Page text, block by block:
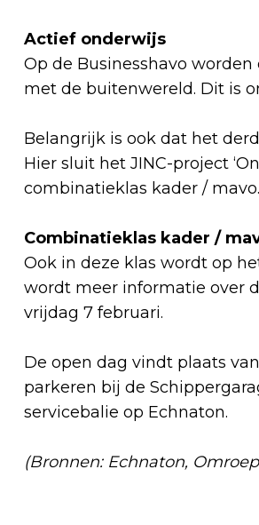
Actief onderwijs
Op de Businesshavo
met de buitenwereld. Dit is
Belangrijk is ook dat het
Hier sluit het JINC-project
combinatieklas kader / mavo.
Combinatieklas kader /
Ook in deze klas wordt op
wordt meer informatie over
vrijdag 7 februari.
De open dag vindt plaats
parkeren bij de
servicebalie op Echnaton.
(Bronnen: Echnaton,